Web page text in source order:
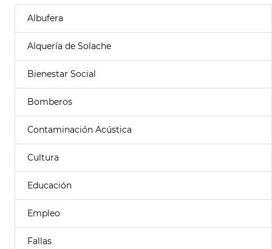
Albufera
Alquería de Solache
Bienestar Social
Bomberos
Contaminación Acústica
Cultura
Educación
Empleo
Fallas